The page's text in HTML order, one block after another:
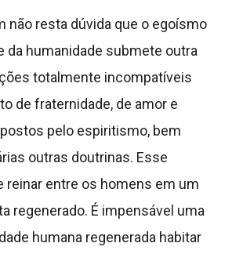
não resta dúvida que o egoísmo
da humanidade submete outra
totalmente incompatíveis
de fraternidade, de amor e
pelo espiritismo, bem
outras doutrinas. Esse
reinar entre os homens em um
regenerado. É impensável uma
humana regenerada habitar